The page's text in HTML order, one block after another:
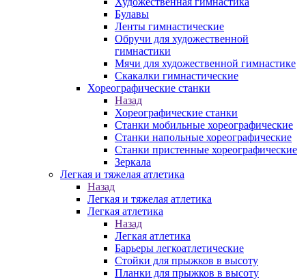
Булавы
Ленты гимнастические
Обручи для художественной
гимнастики
Мячи для художественной гимнастике
Скакалки гимнастические
Хореографические станки
Назад
Хореографические станки
Станки мобильные хореографические
Станки напольные хореографические
Станки пристенные хореографические
Зеркала
Легкая и тяжелая атлетика
Назад
Легкая и тяжелая атлетика
Легкая атлетика
Назад
Легкая атлетика
Барьеры легкоатлетические
Стойки для прыжков в высоту
Планки для прыжков в высоту